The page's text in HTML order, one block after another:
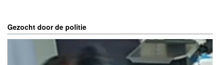
Gezocht door de politie